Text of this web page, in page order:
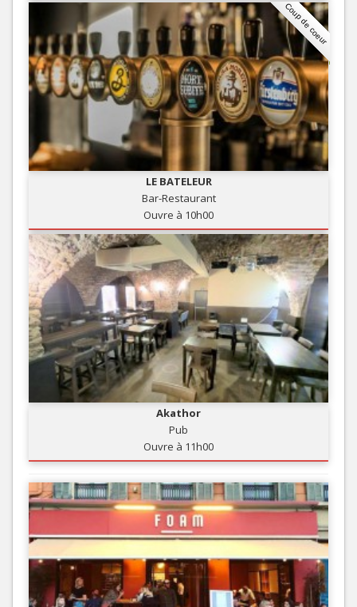
Coup de coeur
LE BATELEUR
Bar-Restaurant
Ouvre à 10h00
Akathor
Pub
Ouvre à 11h00